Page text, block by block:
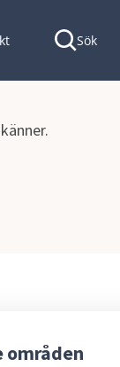
Sök
områden